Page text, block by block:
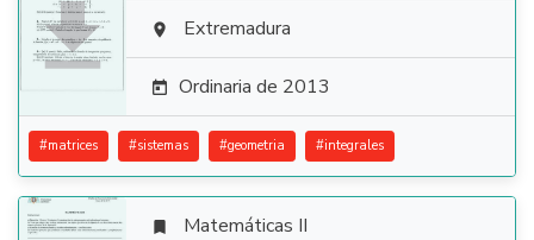
  Extremadura
 Ordinaria de 2013
#matrices #sistemas #geometria #integrales
 Matemáticas II